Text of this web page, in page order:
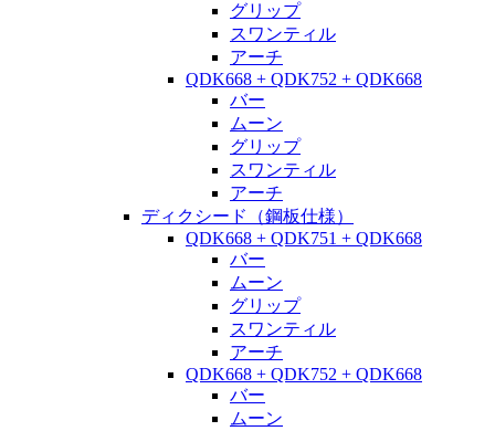
グリップ
スワンティル
アーチ
QDK668 + QDK752 + QDK668
バー
ムーン
グリップ
スワンティル
アーチ
ディクシード（鋼板仕様）
QDK668 + QDK751 + QDK668
バー
ムーン
グリップ
スワンティル
アーチ
QDK668 + QDK752 + QDK668
バー
ムーン